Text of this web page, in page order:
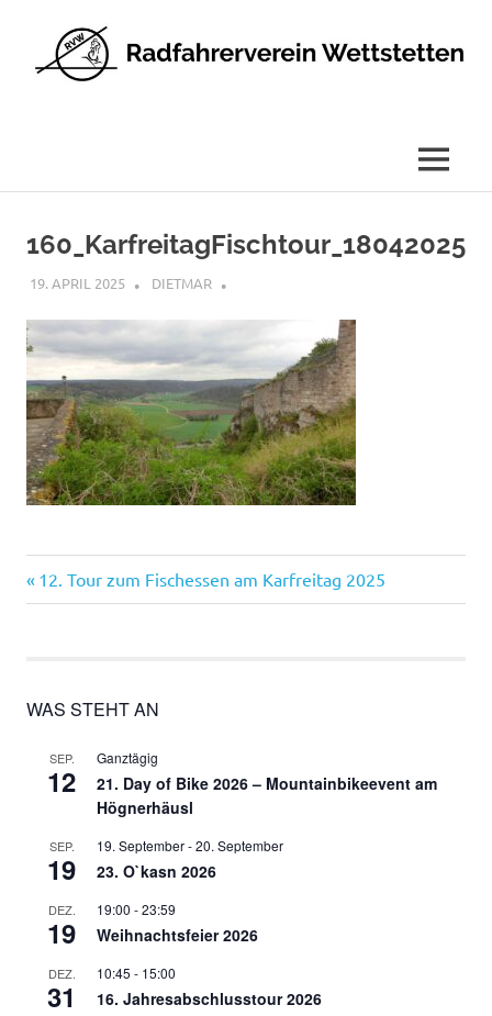
springen
MENÜ
160_KarfreitagFischtour_18042025
19. APRIL 2025 DIETMAR
Beitragsnavigation
Vorheriger
Beitrag:
12. Tour zum Fischessen am Karfreitag 2025
WAS STEHT AN
SEP.
12
Ganztägig
21. Day of Bike 2026 – Mountainbikeevent am
Högnerhäusl
SEP.
19
19. September-20. September
23. O`kasn 2026
DEZ.
19
19:00 -23:59
Weihnachtsfeier 2026
DEZ.
31
10:45 - 15:00
16. Jahresabschlusstour 2026